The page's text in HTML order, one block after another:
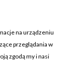
na urządzeniu
przeglądania w
zgodą my i nasi